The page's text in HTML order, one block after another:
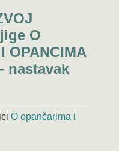
O
OPANCIMA
nastavak
O opančarima i